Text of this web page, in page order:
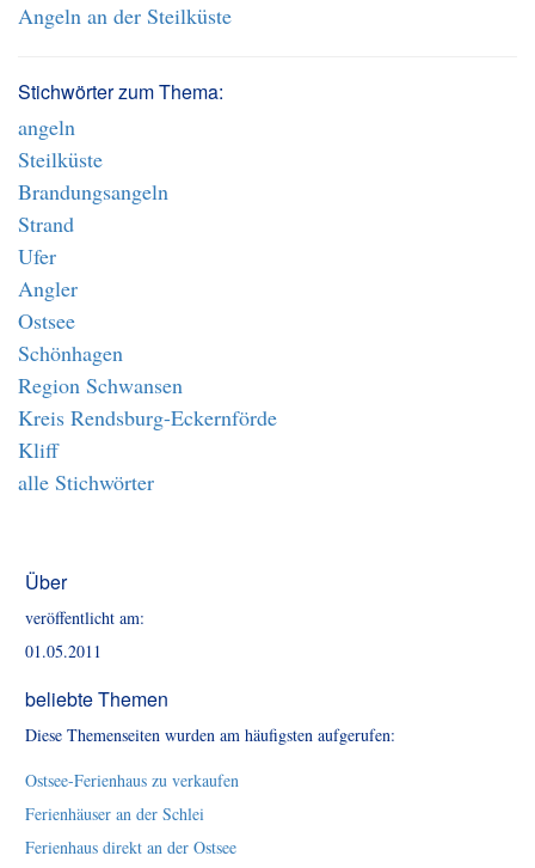
Angeln an der Steilküste
Stichwörter zum Thema:
angeln
Steilküste
Brandungsangeln
Strand
Ufer
Angler
Ostsee
Schönhagen
Region Schwansen
Kreis Rendsburg-Eckernförde
Kliff
alle Stichwörter
Über
veröffentlicht am:
01.05.2011
beliebte Themen
Diese Themenseiten wurden am häufigsten aufgerufen:
Ostsee-Ferienhaus zu verkaufen
Ferienhäuser an der Schlei
Ferienhaus direkt an der Ostsee